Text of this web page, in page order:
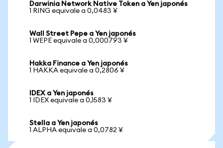
Darwinia Network Native Token a Yen japonés
1 RING equivale a 0,0483 ¥
Wall Street Pepe a Yen japonés
1 WEPE equivale a 0,000793 ¥
Hakka Finance a Yen japonés
1 HAKKA equivale a 0,2806 ¥
IDEX a Yen japonés
1 IDEX equivale a 0,1583 ¥
Stella a Yen japonés
1 ALPHA equivale a 0,0782 ¥